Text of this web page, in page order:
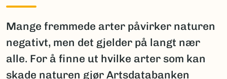
Mange fremmede arter påvirker naturen
negativt, men det gjelder på langt nær
alle. For å finne ut hvilke arter som kan
skade naturen gjør Artsdatabanken